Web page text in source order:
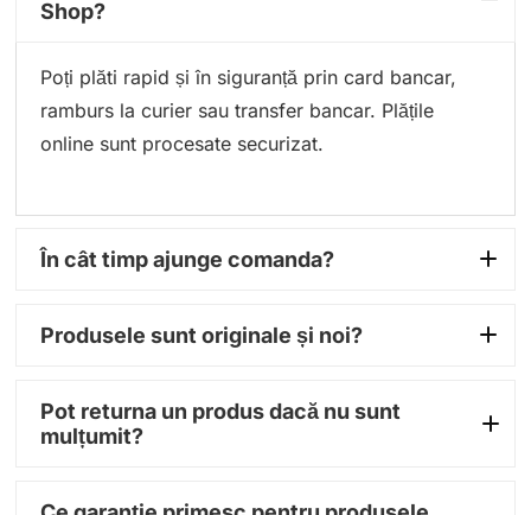
Shop?
Poți plăti rapid și în siguranță prin card bancar,
ramburs la curier sau transfer bancar. Plățile
online sunt procesate securizat.
În cât timp ajunge comanda?
Produsele sunt originale și noi?
100% originale
Pot returna un produs dacă nu sunt
mulțumit?
14 zile